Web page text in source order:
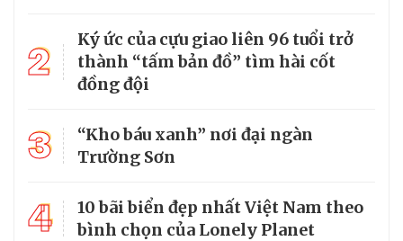
2
Ký ức của cựu giao liên 96 tuổi trở
thành “tấm bản đồ” tìm hài cốt
đồng đội
3
“Kho báu xanh” nơi đại ngàn
Trường Sơn
4
10 bãi biển đẹp nhất Việt Nam theo
bình chọn của Lonely Planet